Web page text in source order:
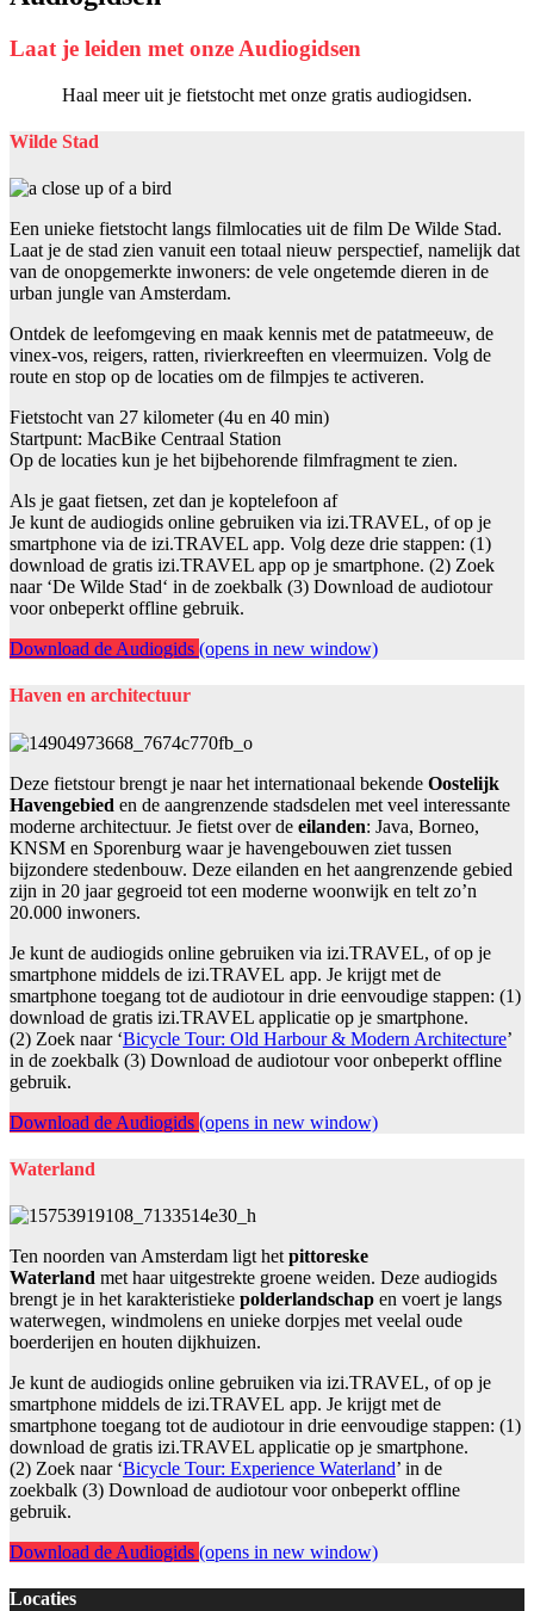
Laat je leiden met onze Audiogidsen
Haal meer uit je fietstocht met onze gratis audiogidsen.
Wilde Stad
Een unieke fietstocht langs filmlocaties uit de film De Wilde Stad.
Laat je de stad zien vanuit een totaal nieuw perspectief, namelijk dat
van de onopgemerkte inwoners: de vele ongetemde dieren in de
urban jungle van Amsterdam.
Ontdek de leefomgeving en maak kennis met de patatmeeuw, de
vinex-vos, reigers, ratten, rivierkreeften en vleermuizen. Volg de
route en stop op de locaties om de filmpjes te activeren.
Fietstocht van 27 kilometer (4u en 40 min)
Startpunt: MacBike Centraal Station
Op de locaties kun je het bijbehorende filmfragment te zien.
Als je gaat fietsen, zet dan je koptelefoon af
Je kunt de audiogids online gebruiken via izi.TRAVEL, of op je
smartphone via de izi.TRAVEL app. Volg deze drie stappen: (1)
download de gratis izi.TRAVEL app op je smartphone. (2) Zoek
naar ‘De Wilde Stad‘ in de zoekbalk (3) Download de audiotour
voor onbeperkt offline gebruik.
Download de Audiogids (opens in new window)
Haven en architectuur
Deze fietstour brengt je naar het internationaal bekende Oostelijk
Havengebied en de aangrenzende stadsdelen met veel interessante
moderne architectuur. Je fietst over de eilanden: Java, Borneo,
KNSM en Sporenburg waar je havengebouwen ziet tussen
bijzondere stedenbouw. Deze eilanden en het aangrenzende gebied
zijn in 20 jaar gegroeid tot een moderne woonwijk en telt zo’n
20.000 inwoners.
Je kunt de audiogids online gebruiken via izi.TRAVEL, of op je
smartphone middels de izi.TRAVEL app. Je krijgt met de
smartphone toegang tot de audiotour in drie eenvoudige stappen: (1)
download de gratis izi.TRAVEL applicatie op je smartphone.
(2) Zoek naar ‘Bicycle Tour: Old Harbour & Modern Architecture’
in de zoekbalk (3) Download de audiotour voor onbeperkt offline
gebruik.
Download de Audiogids (opens in new window)
Waterland
Ten noorden van Amsterdam ligt het pittoreske
Waterland met haar uitgestrekte groene weiden. Deze audiogids
brengt je in het karakteristieke polderlandschap en voert je langs
waterwegen, windmolens en unieke dorpjes met veelal oude
boerderijen en houten dijkhuizen.
Je kunt de audiogids online gebruiken via izi.TRAVEL, of op je
smartphone middels de izi.TRAVEL app. Je krijgt met de
smartphone toegang tot de audiotour in drie eenvoudige stappen: (1)
download de gratis izi.TRAVEL applicatie op je smartphone.
(2) Zoek naar ‘Bicycle Tour: Experience Waterland’ in de
zoekbalk (3) Download de audiotour voor onbeperkt offline
gebruik.
Download de Audiogids (opens in new window)
Locaties